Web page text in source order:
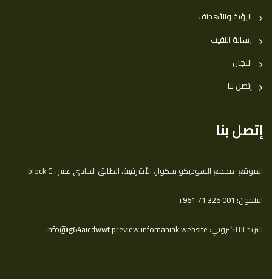
الرؤية والأهداف
رسالة النقيب
اللجان
إتصل بنا
إتصل بنا
الموقع: مجمع السوديكو سكوار، الأشرفية، الطابق الحادي عشر ، block C.
التلفون: ‎+961 71 325 001
البريد الالكتروني:info@ig64aicdwwt.preview.infomaniak.website